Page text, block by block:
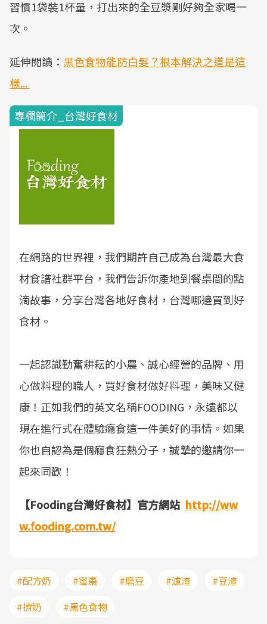
習慣1袋裝1杯量，打出來的全豆漿剛好夠全家喝一
次。
延伸閱讀： 黑色食物能防白髮？根本解決之道是這
樣...
專欄簡介_台灣好食材
在網路的世界裡，我們期許自己成為台灣最大食
材食譜社群平台，我們告訴你產地到餐桌間的點
滴故事，分享台灣各地好食材，台灣哪邊買到好
食材。
一起認識勤奮耕耘的小農、誠心經營的品牌、用
心做料理的職人，買好食材做好料理，美味又健
康！正如我們的英文名稱FOODING，永遠都以
現在進行式在體驗癮食這一件美好的事情。如果
你也自認為是個癮食狂熱分子，誠摯的邀請你一
起來同歡！
【Fooding台灣好食材】官方網站 http://ww
w.fooding.com.tw/
#配方奶 #蜜棗 #磨豆 #濾渣
#豆渣
#擠奶
#黑色食物